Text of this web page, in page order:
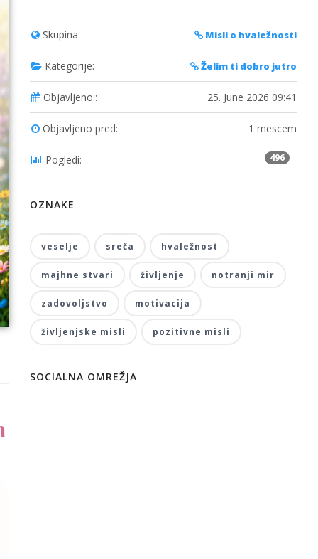
Skupina: Misli o hvaležnosti
Kategorije: Želim ti dobro jutro
Objavljeno:: 25. June 2026 09:41
Objavljeno pred: 1 mescem
Pogledi: 496
OZNAKE
veselje sreča hvaležnost
majhne stvari življenje notranji mir
zadovoljstvo motivacija
življenjske misli pozitivne misli
SOCIALNA OMREŽJA